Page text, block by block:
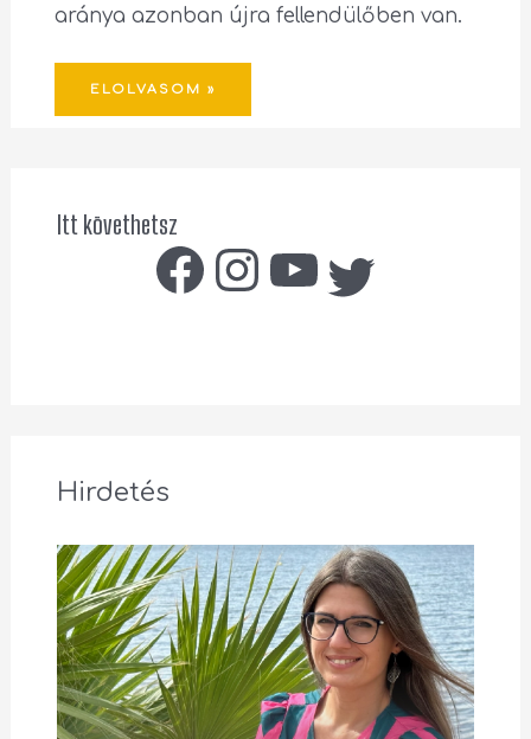
aránya azonban újra fellendülőben van.
ELOLVASOM »
Itt követhetsz
Hirdetés